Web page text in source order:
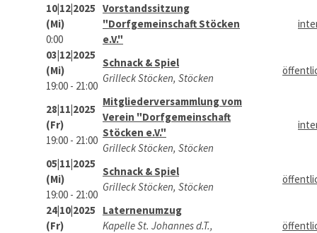
10|12|2025
(Mi)
0:00
Vorstandssitzung
"Dorfgemeinschaft Stöcken
e.V."
03|12|2025
(Mi)
19:00 - 21:00
Schnack & Spiel
Grilleck Stöcken, Stöcken
28|11|2025
(Fr)
19:00 - 21:00
Mitgliederversammlung vom
Verein "Dorfgemeinschaft
Stöcken e.V."
Grilleck Stöcken, Stöcken
05|11|2025
(Mi)
19:00 - 21:00
Schnack & Spiel
Grilleck Stöcken, Stöcken
24|10|2025
(Fr)
Laternenumzug
Kapelle St. Johannes d.T.,